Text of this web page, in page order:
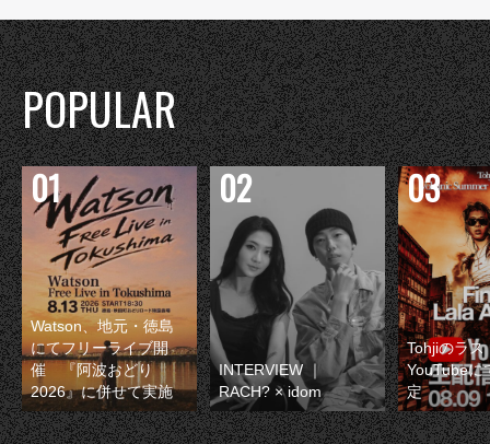
POPULAR
Watson、地元・徳島
にてフリーライブ開
催 『阿波おどり
2026』に併せて実施
INTERVIEW ｜
RACH? × idom
Tohjiのラス
YouTubeに
定